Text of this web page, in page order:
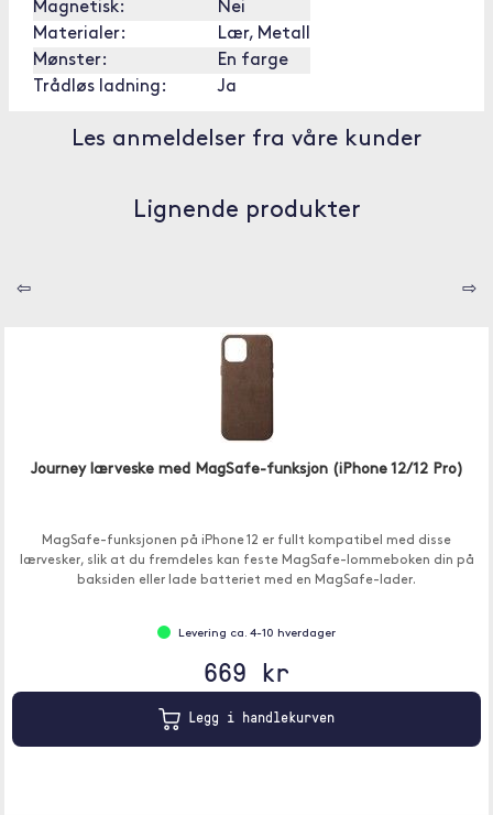
Magnetisk:
Nei
Materialer:
Lær, Metall
Mønster:
En farge
Trådløs ladning:
Ja
Les anmeldelser fra våre kunder
Lignende produkter
⇦ ⇨
Journey lærveske med MagSafe-funksjon (iPhone 12/12 Pro)
MagSafe-funksjonen på iPhone 12 er fullt kompatibel med disse
lærvesker, slik at du fremdeles kan feste MagSafe-lommeboken din på
baksiden eller lade batteriet med en MagSafe-lader.
Levering ca. 4-10 hverdager
669 kr
Legg i handlekurven